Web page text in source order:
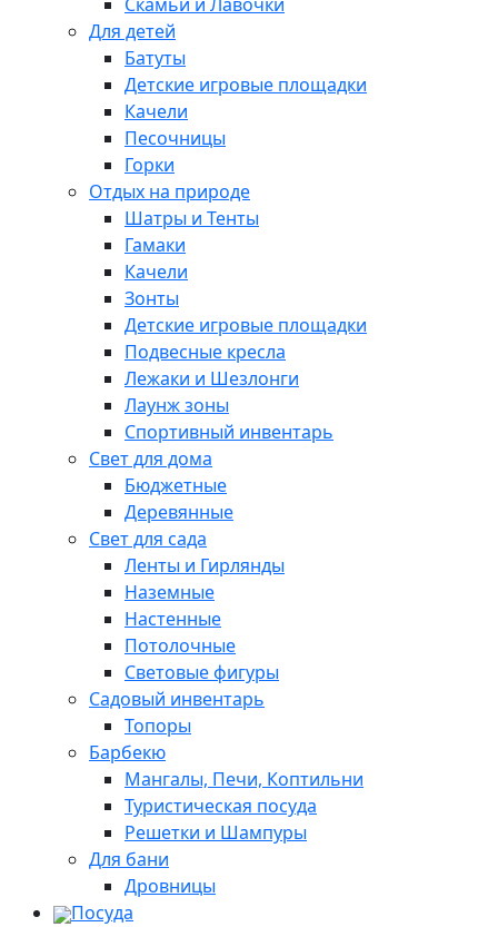
Для детей
Батуты
Детские игровые площадки
Качели
Песочницы
Горки
Отдых на природе
Шатры и Тенты
Гамаки
Качели
Зонты
Детские игровые площадки
Подвесные кресла
Лежаки и Шезлонги
Лаунж зоны
Спортивный инвентарь
Свет для дома
Бюджетные
Деревянные
Свет для сада
Ленты и Гирлянды
Наземные
Настенные
Потолочные
Световые фигуры
Садовый инвентарь
Топоры
Барбекю
Мангалы, Печи, Коптильни
Туристическая посуда
Решетки и Шампуры
Для бани
Дровницы
Посуда